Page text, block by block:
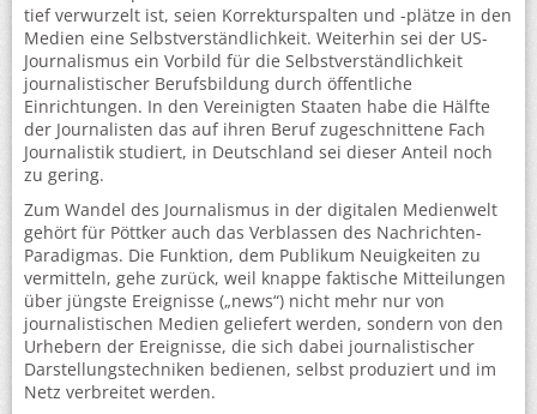
tief verwurzelt ist, seien Korrekturspalten und -plätze in den
Medien eine Selbstverständlichkeit. Weiterhin sei der US-
Journalismus ein Vorbild für die Selbstverständlichkeit
journalistischer Berufsbildung durch öffentliche
Einrichtungen. In den Vereinigten Staaten habe die Hälfte
der Journalisten das auf ihren Beruf zugeschnittene Fach
Journalistik studiert, in Deutschland sei dieser Anteil noch
zu gering.
Zum Wandel des Journalismus in der digitalen Medienwelt
gehört für Pöttker auch das Verblassen des Nachrichten-
Paradigmas. Die Funktion, dem Publikum Neuigkeiten zu
vermitteln, gehe zurück, weil knappe faktische Mitteilungen
über jüngste Ereignisse („news“) nicht mehr nur von
journalistischen Medien geliefert werden, sondern von den
Urhebern der Ereignisse, die sich dabei journalistischer
Darstellungstechniken bedienen, selbst produziert und im
Netz verbreitet werden.